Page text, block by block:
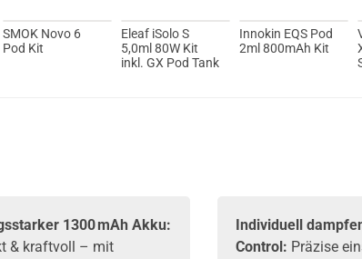
SMOK Novo 6
Pod Kit
Eleaf iSolo S
5,0ml 80W Kit
inkl. GX Pod Tank
Innokin EQS Pod
2ml 800mAh Kit
1300 mAh Akku:
& kraftvoll – mit
Individuell
Control: Präzise